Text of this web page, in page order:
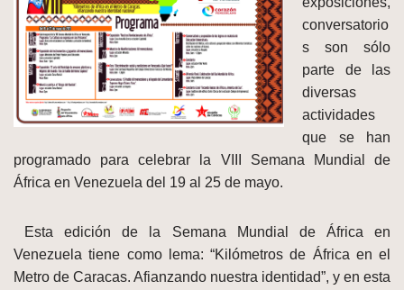
conversatorio
s son sólo
parte de las
diversas
actividades
que se han
programado para celebrar la VIII Semana Mundial de
África en Venezuela del 19 al 25 de mayo.
Esta edición de la Semana Mundial de África en
Venezuela tiene como lema: “Kilómetros de África en el
Metro de Caracas. Afianzando nuestra identidad”, y en esta